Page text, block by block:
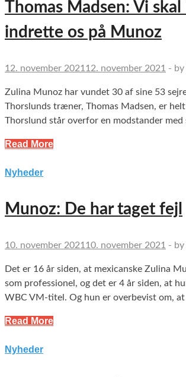
Thomas Madsen: Vi skal
indrette os på Munoz
12. november 202112. november 2021 - by
Zulina Munoz har vundet 30 af sine 53
Thorslunds træner, Thomas Madsen, er
Thorslund står overfor en modstander
Read More
Nyheder
Munoz: De har taget fejl
10. november 202110. november 2021 - by
Det er 16 år siden, at mexicanske Zulina
som professionel, og det er 4 år siden, at
WBC VM-titel. Og hun er overbevist om,
Read More
Nyheder